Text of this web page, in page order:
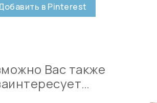
в Pinterest
Вас также